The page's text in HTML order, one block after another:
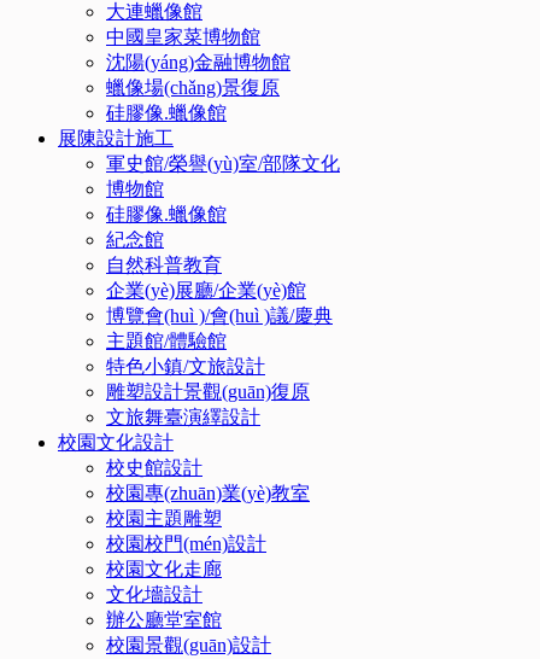
大連蠟像館
中國皇家菜博物館
沈陽(yáng)金融博物館
蠟像場(chǎng)景復原
硅膠像.蠟像館
展陳設計施工
軍史館/榮譽(yù)室/部隊文化
博物館
硅膠像.蠟像館
紀念館
自然科普教育
企業(yè)展廳/企業(yè)館
博覽會(huì )/會(huì )議/慶典
主題館/體驗館
特色小鎮/文旅設計
雕塑設計景觀(guān)復原
文旅舞臺演繹設計
校園文化設計
校史館設計
校園專(zhuān)業(yè)教室
校園主題雕塑
校園校門(mén)設計
校園文化走廊
文化墻設計
辦公廳堂室館
校園景觀(guān)設計